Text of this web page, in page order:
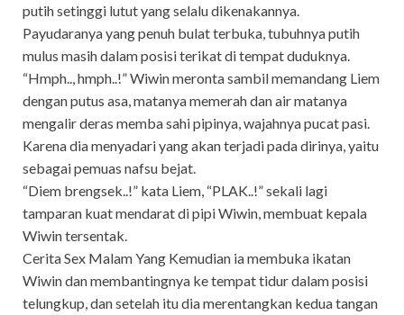
putih setinggi lutut yang selalu dikenakannya.
Payudaranya yang penuh bulat terbuka, tubuhnya putih
mulus masih dalam posisi terikat di tempat duduknya.
“Hmph.., hmph..!” Wiwin meronta sambil memandang Liem
dengan putus asa, matanya memerah dan air matanya
mengalir deras memba sahi pipinya, wajahnya pucat pasi.
Karena dia menyadari yang akan terjadi pada dirinya, yaitu
sebagai pemuas nafsu bejat.
“Diem brengsek..!” kata Liem, “PLAK..!” sekali lagi
tamparan kuat mendarat di pipi Wiwin, membuat kepala
Wiwin tersentak.
Cerita Sex Malam Yang Kemudian ia membuka ikatan
Wiwin dan membantingnya ke tempat tidur dalam posisi
telungkup, dan setelah itu dia merentangkan kedua tangan